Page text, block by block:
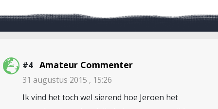
#4 Amateur Commenter
31 augustus 2015 , 15:26
Ik vind het toch wel sierend hoe Jeroen het